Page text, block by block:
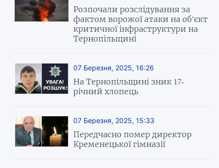
Розпочали розслідування за
фактом ворожої атаки на об’єкт
критичної інфраструктури на
Тернопільщині
07 Березня, 2025, 16:26
На Тернопільщині зник 17-
річний хлопець
07 Березня, 2025, 15:33
Передчасно помер директор
Кременецької гімназії